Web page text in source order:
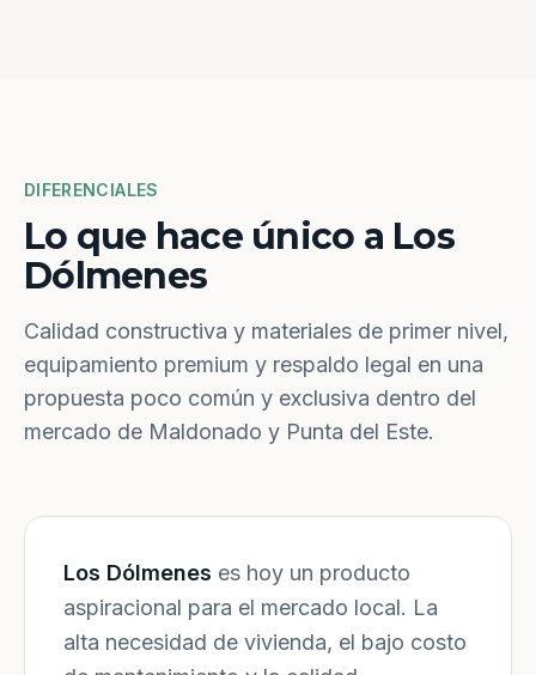
DIFERENCIALES
Lo que hace único a Los
Dólmenes
Calidad constructiva y materiales de primer nivel,
equipamiento premium y respaldo legal en una
propuesta poco común y exclusiva dentro del
mercado de Maldonado y Punta del Este.
Los Dólmenes es hoy un producto
aspiracional para el mercado local. La
alta necesidad de vivienda, el bajo costo